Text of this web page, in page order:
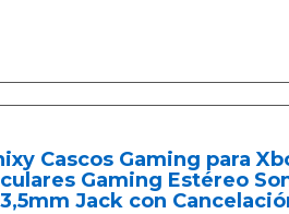
Cascos Gaming para
Gaming Estéreo
Jack con